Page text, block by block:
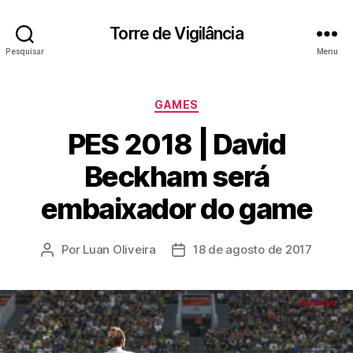
Pesquisar
Torre de Vigilância
Menu
Categorias
GAMES
PES 2018 | David
Beckham será
embaixador do game
Autor
Por Luan Oliveira
Data18 de agosto de 2017